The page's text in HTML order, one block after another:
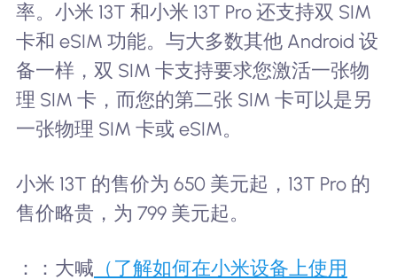
率。小米 13T 和小米 13T Pro 还支持双 SIM
卡和 eSIM 功能。与大多数其他 Android 设
备一样，双 SIM 卡支持要求您激活一张物
理 SIM 卡，而您的第二张 SIM 卡可以是另
一张物理 SIM 卡或 eSIM。
小米 13T 的售价为 650 美元起，13T Pro 的
售价略贵，为 799 美元起。
：：大喊 （了解如何在小米设备上使用